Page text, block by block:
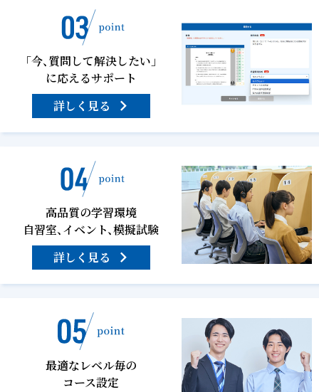
「今、質問して解決したい」
に応えるサポート
詳しく見る
高品質の学習環境
自習室、イベント、模擬試験
詳しく見る
最適なレベル毎の
コース設定